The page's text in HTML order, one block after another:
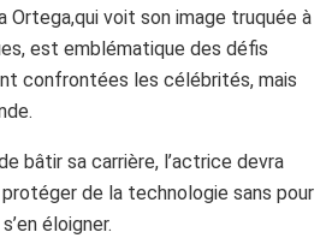
Ortega,qui voit son image truquée à
est emblématique des défis
confrontées les célébrités, mais
bâtir sa carrière, l’actrice devra
de la technologie sans pour
éloigner.